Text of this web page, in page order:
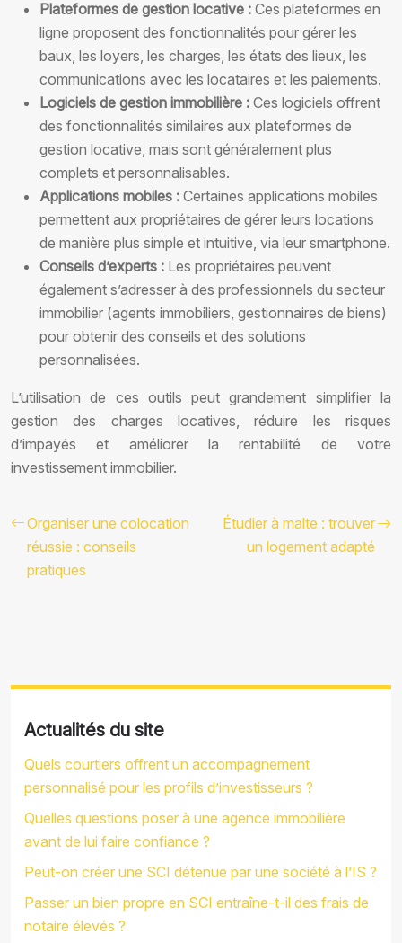
Plateformes de gestion locative : Ces plateformes en
ligne proposent des fonctionnalités pour gérer les
baux, les loyers, les charges, les états des lieux, les
communications avec les locataires et les paiements.
Logiciels de gestion immobilière : Ces logiciels offrent
des fonctionnalités similaires aux plateformes de
gestion locative, mais sont généralement plus
complets et personnalisables.
Applications mobiles : Certaines applications mobiles
permettent aux propriétaires de gérer leurs locations
de manière plus simple et intuitive, via leur smartphone.
Conseils d’experts : Les propriétaires peuvent
également s’adresser à des professionnels du secteur
immobilier (agents immobiliers, gestionnaires de biens)
pour obtenir des conseils et des solutions
personnalisées.
L’utilisation de ces outils peut grandement simplifier la
gestion des charges locatives, réduire les risques
d’impayés et améliorer la rentabilité de votre
investissement immobilier.
Organiser une colocation
réussie : conseils
pratiques
Étudier à malte : trouver
un logement adapté
Actualités du site
Quels courtiers offrent un accompagnement
personnalisé pour les profils d’investisseurs ?
Quelles questions poser à une agence immobilière
avant de lui faire confiance ?
Peut-on créer une SCI détenue par une société à l’IS ?
Passer un bien propre en SCI entraîne-t-il des frais de
notaire élevés ?